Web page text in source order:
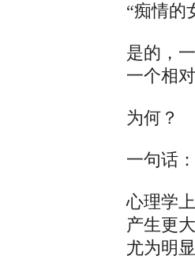
“痴情的
是的，
一个相
为何？
一句话
心理学
产生更
尤为明